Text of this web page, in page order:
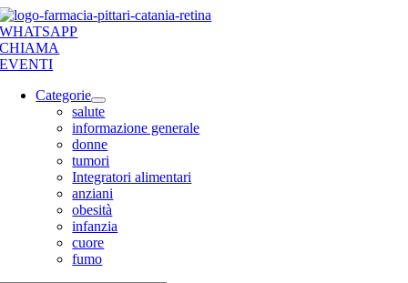
Salta
al
contenuto
WHATSAPP
CHIAMA
EVENTI
Categorie
salute
informazione generale
donne
tumori
Integratori alimentari
anziani
obesità
infanzia
cuore
fumo